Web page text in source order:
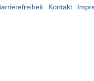
Kontakt